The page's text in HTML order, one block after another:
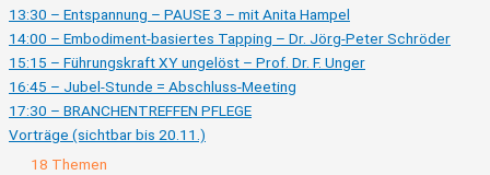
13:30 – Entspannung – PAUSE 3 – mit Anita Hampel
14:00 – Embodiment-basiertes Tapping – Dr. Jörg-Peter Schröder
15:15 – Führungskraft XY ungelöst – Prof. Dr. F. Unger
16:45 – Jubel-Stunde = Abschluss-Meeting
17:30 – BRANCHENTREFFEN PFLEGE
Vorträge (sichtbar bis 20.11.)
Ausklappen
Vorträge
18 Themen